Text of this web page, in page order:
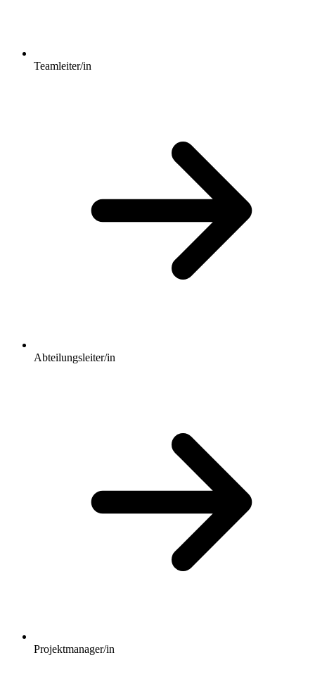
Teamleiter/in
Abteilungsleiter/in
Projektmanager/in